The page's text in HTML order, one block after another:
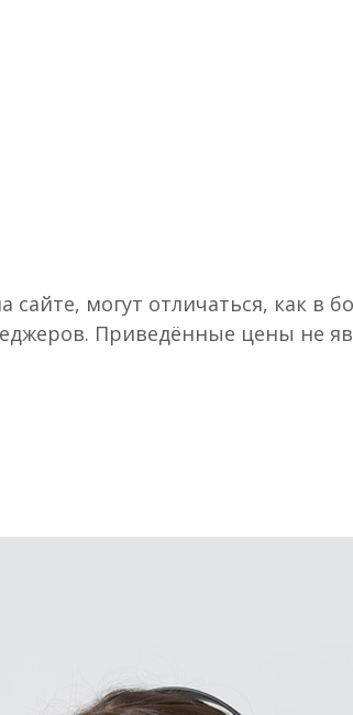
могут отличаться, как в
Приведённые цены не